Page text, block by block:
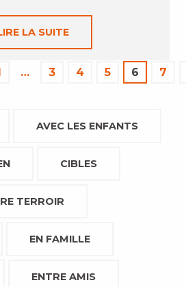
LA SUITE
… 3 4 5 6 7
AVEC LES ENFANTS
CIBLES
TERROIR
EN FAMILLE
ENTRE AMIS